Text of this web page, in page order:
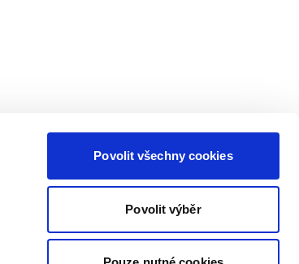
Povolit všechny cookies
Povolit výběr